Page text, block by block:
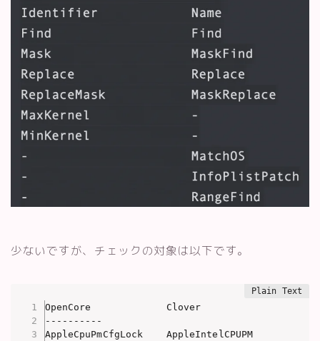
少ないですが、チェックの対象は以下です。
OpenCore             Clover
----------
AppleCpuPmCfgLock    AppleIntelCPUPM